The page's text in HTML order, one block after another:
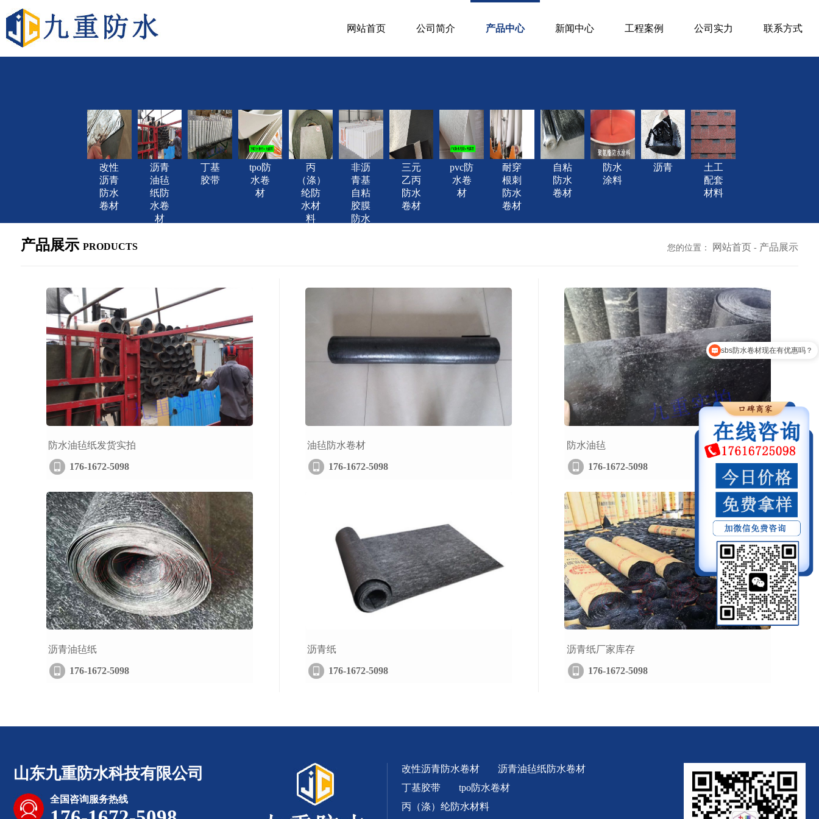
网站首页 公司简介 产品中心 新闻中心 工程案例 公司实力 联系方式
改性
沥青
防水
卷材
沥青
油毡
纸防
水卷
材
丁基
胶带
tpo防
水卷
材
丙
（涤）
纶防
水材
料
非沥
青基
自粘
胶膜
防水
三元
乙丙
防水
卷材
pvc防
水卷
材
耐穿
根刺
防水
卷材
自粘
防水
卷材
防水
涂料
沥青
土工
配套
材料
产品展示 PRODUCTS 您的位置： 网站首页 - 产品展示
防水油毡纸发货实拍
176-1672-5098
沥青油毡纸
176-1672-5098
油毡防水卷材
176-1672-5098
沥青纸
176-1672-5098
防水油毡
176-1672-5098
沥青纸厂家库存
176-1672-5098
山东九重防水科技有限公司
全国咨询服务热线
改性沥青防水卷材
沥青油毡纸防水卷材
丁基胶带
tpo防水卷材
丙（涤）纶防水材料
sbs防水卷材现在有优惠吗？
你们是tpo防水卷材厂家吗？